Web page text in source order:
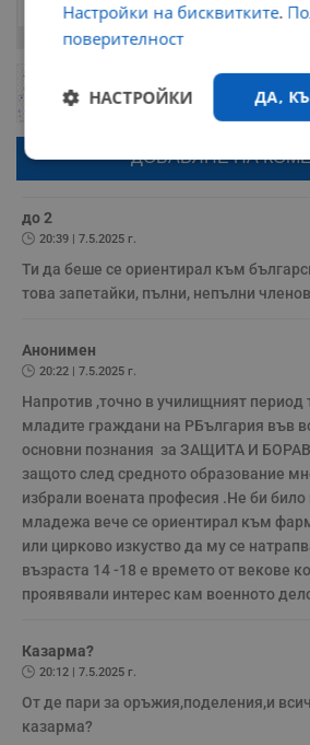
Остават2000символа
Поради зачестилите злоупотреби в сайта,
коментар или да гласувате изискваме да
google акаунт.
Натискайки на бутона "Вход с google" по-
бъде публикуван анонимно под
по-горе в полето "Твоето име". Никаква
потребители.
ОБНОВИ
до 2
20:39 | 7.5.2025 г.
Ти да беше се ориентирал към
това запетайки, пълни, непълни
Анонимен
20:22 | 7.5.2025 г.
Напротив ,точно в училищният период
младите граждани на РБългария във
основни познания  за ЗАЩИТА И
защото след средното образование
избрали воената професия .Не би било
младежа вече се ориентирал към
или цирково изкуство да му се
възраста 14 -18 е времето от векове
проявявали интерес кам военното
Казарма?
20:12 | 7.5.2025 г.
От де пари за оръжия,поделения,и
казарма?
Настройки на бисквитките.
поверителност
ДА,
НАСТРОЙКИ
Строго
необходимо
Таргетиране
Строго необходимо
Таргетиране
Некласифицирани
Строго необходимите бисквитки
влизане и управление на акаунта.
се използва правилно без строго
бисквитки.
Име